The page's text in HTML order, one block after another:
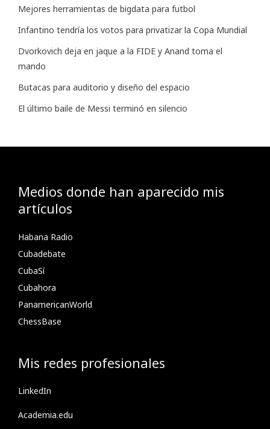
Mejores herramientas de bigdata para futbol
Infantino tendría los votos para privatizar la Copa Mundial
Dvorkovich deja en jaque a la FIDE y Anand toma el
mando
Butacas para auditorio y diseño del espacio
El último baile de Messi terminó en silencio
Medios donde han aparecido mis
artículos
Habana Radio
Cubadebate
CubaSí
Cubahora
PanamericanWorld
ChessBase
Mis redes profesionales
LinkedIn
Academia.edu